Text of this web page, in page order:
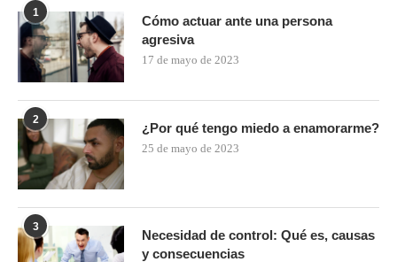
1
Cómo actuar ante una persona
agresiva
17 de mayo de 2023
2
¿Por qué tengo miedo a enamorarme?
25 de mayo de 2023
3
Necesidad de control: Qué es, causas
y consecuencias